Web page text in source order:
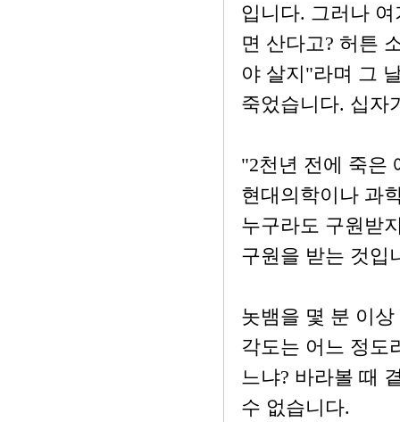
입니다. 그러나
면 산다고? 허튼
야 살지"라며 그
죽었습니다. 십자
"2천년 전에 죽은
현대의학이나 과
누구라도 구원받
구원을 받는 것입
놋뱀을 몇 분 이
각도는 어느 정도
느냐? 바라볼 때
수 없습니다.